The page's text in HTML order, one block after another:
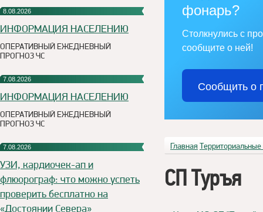
8.08.2026
ИНФОРМАЦИЯ НАСЕЛЕНИЮ
ОПЕРАТИВНЫЙ ЕЖЕДНЕВНЫЙ
ПРОГНОЗ ЧС
7.08.2026
ИНФОРМАЦИЯ НАСЕЛЕНИЮ
ОПЕРАТИВНЫЙ ЕЖЕДНЕВНЫЙ
ПРОГНОЗ ЧС
7.08.2026
УЗИ, кардиочек-ап и
флюорограф: что можно успеть
проверить бесплатно на
«Достоянии Севера»
фонарь?
Столкнулись с
сообщите о ней!
Сообщить о
Главная
СП Туръя